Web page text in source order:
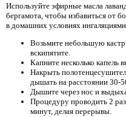
Используйте эфирные масла
бергамота, чтобы избавиться от
в домашних условиях
Возьмите небольшую
вскипятите.
Капните несколько капель
Накрыть
дышать на расстоянии 30-
Дышите через нос и
Процедуру проводить 2
минут, делая перерывы.